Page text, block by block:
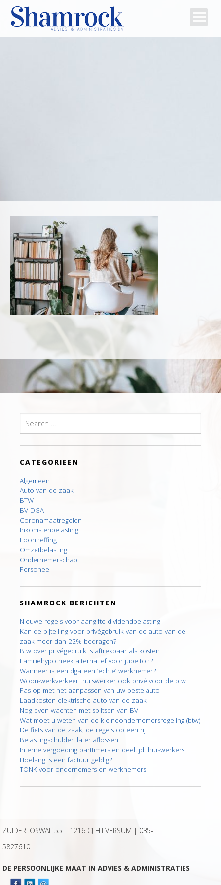
for:
CATEGORIEEN
Algemeen
Auto van de zaak
BTW
BV-DGA
Coronamaatregelen
Inkomstenbelasting
Loonheffing
Omzetbelasting
Ondernemerschap
Personeel
SHAMROCK BERICHTEN
Nieuwe regels voor aangifte dividendbelasting
Kan de bijtelling voor privégebruik van de auto van de
zaak meer dan 22% bedragen?
Btw over privégebruik is aftrekbaar als kosten
Familiehypotheek alternatief voor jubelton?
Wanneer is een dga een ‘echte’ werknemer?
Woon-werkverkeer thuiswerker ook privé voor de btw
Pas op met het aanpassen van uw bestelauto
Laadkosten elektrische auto van de zaak
Nog even wachten met splitsen van BV
Wat moet u weten van de kleineondernemersregeling (btw)
De fiets van de zaak, de regels op een rij
Belastingschulden later aflossen
Internetvergoeding parttimers en deeltijd thuiswerkers
Hoelang is een factuur geldig?
TONK voor ondernemers en werknemers
ZUIDERLOSWAL 55 | 1216 CJ HILVERSUM | 035-
5827610
DE PERSOONLIJKE MAAT IN ADVIES & ADMINISTRATIES